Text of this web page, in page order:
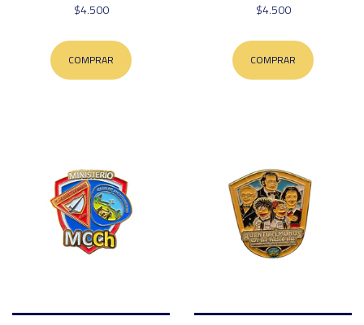
$4.500
COMPRAR
$4.500
COMPRAR